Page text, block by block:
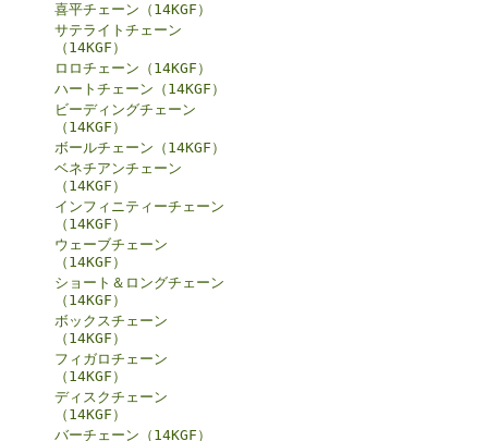
喜平チェーン（14KGF）
サテライトチェーン
（14KGF）
ロロチェーン（14KGF）
ハートチェーン（14KGF）
ビーディングチェーン
（14KGF）
ボールチェーン（14KGF）
ベネチアンチェーン
（14KGF）
インフィニティーチェーン
（14KGF）
ウェーブチェーン
（14KGF）
ショート＆ロングチェーン
（14KGF）
ボックスチェーン
（14KGF）
フィガロチェーン
（14KGF）
ディスクチェーン
（14KGF）
バーチェーン（14KGF）